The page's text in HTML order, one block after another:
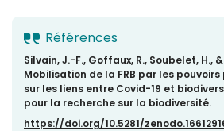
Références
Silvain, J.-F., Goffaux, R., Soubelet, H.,
Mobilisation de la FRB par les
sur les liens entre Covid-19 et
pour la recherche sur la biodiversité.
https://doi.org/10.5281/